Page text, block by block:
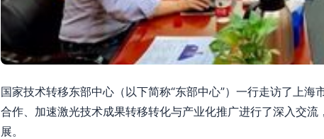
国家技术转移东部中心（以下简称“东部中心”）一行走访了上
合作、加速激光技术成果转移转化与产业化推广进行了深入交
展。